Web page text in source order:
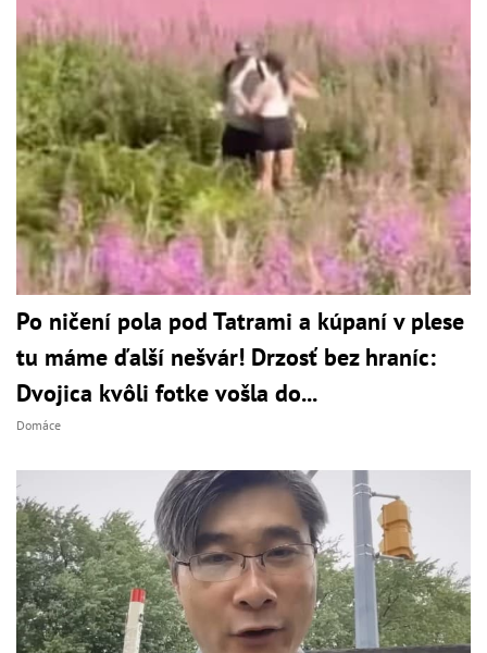
Po ničení pola pod Tatrami a kúpaní v plese
tu máme ďalší nešvár! Drzosť bez hraníc:
Dvojica kvôli fotke vošla do...
Domáce